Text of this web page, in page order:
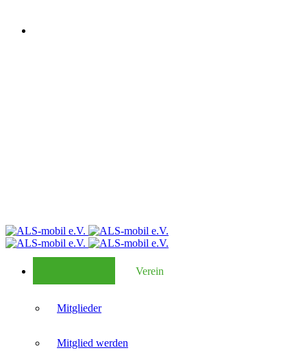
Verein
Mitglieder
Mitglied werden